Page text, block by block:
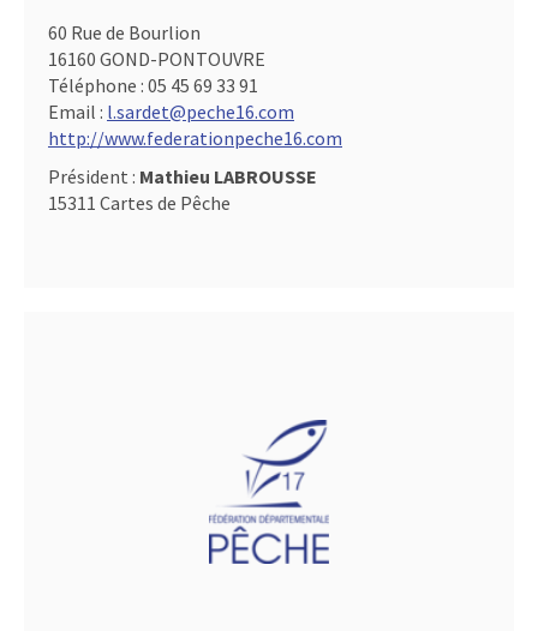
60 Rue de Bourlion
16160 GOND-PONTOUVRE
Téléphone : 05 45 69 33 91
Email : l.sardet@peche16.com
http://www.federationpeche16.com
Président : Mathieu LABROUSSE
15311 Cartes de Pêche